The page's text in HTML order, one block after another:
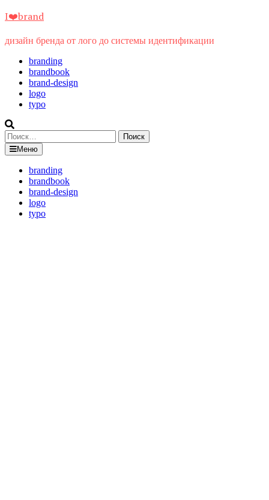
Перейти
содержимому
I❤️brand
дизайн бренда от лого до системы идентификации
branding
brandbook
brand-design
logo
typo
Найти:
Меню
branding
brandbook
brand-design
logo
typo